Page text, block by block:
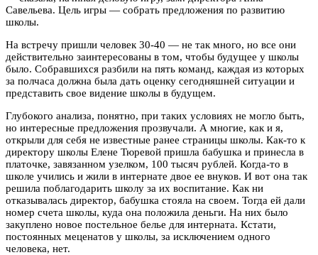
Савельева. Цель игры — собрать предложения по развитию
школы.
На встречу пришли человек 30-40 — не так много, но все они
действительно заинтересованы в том, чтобы будущее у школы
было. Собравшихся разбили на пять команд, каждая из которых
за полчаса должна была дать оценку сегодняшней ситуации и
представить свое видение школы в будущем.
Глубокого анализа, понятно, при таких условиях не могло быть,
но интересные предложения прозвучали. А многие, как и я,
открыли для себя не известные ранее страницы школы. Как-то к
директору школы Елене Тюревой пришла бабушка и принесла в
платочке, завязанном узелком, 100 тысяч рублей. Когда-то в
школе учились и жили в интернате двое ее внуков. И вот она так
решила поблагодарить школу за их воспитание. Как ни
отказывалась директор, бабушка стояла на своем. Тогда ей дали
номер счета школы, куда она положила деньги. На них было
закуплено новое постельное белье для интерната. Кстати,
постоянных меценатов у школы, за исключением одного
человека, нет.